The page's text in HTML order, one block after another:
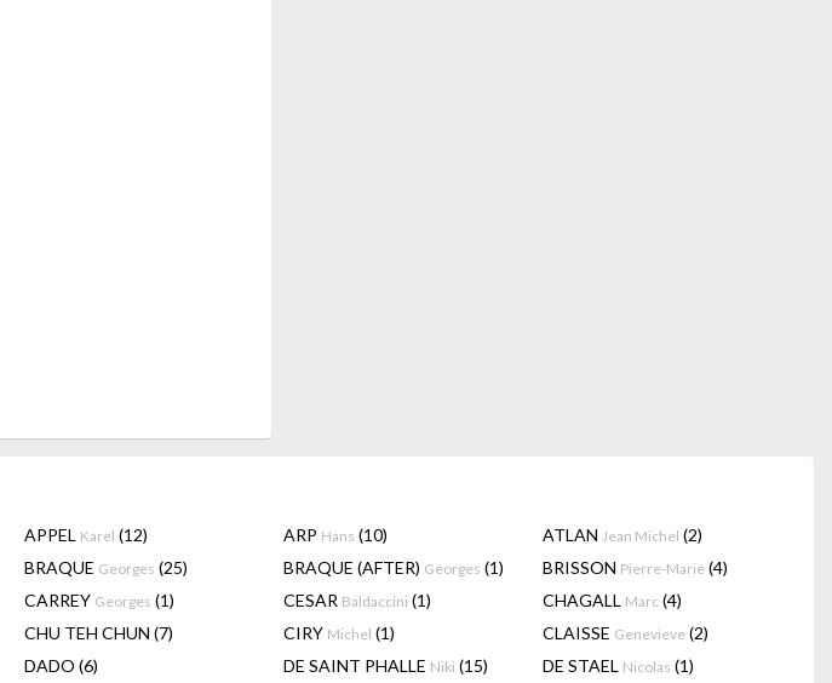
APPEL Karel (12) ARP Hans (10) ATLAN Jean Michel (2)
BRAQUE Georges (25) BRAQUE (AFTER) Georges (1) BRISSON Pierre-Marie (4)
CARREY Georges (1) CESAR Baldaccini (1) CHAGALL Marc (4)
CHU TEH CHUN (7) CIRY Michel (1) CLAISSE Genevieve (2)
DADO (6) DE SAINT PHALLE Niki (15) DE STAEL Nicolas (1)